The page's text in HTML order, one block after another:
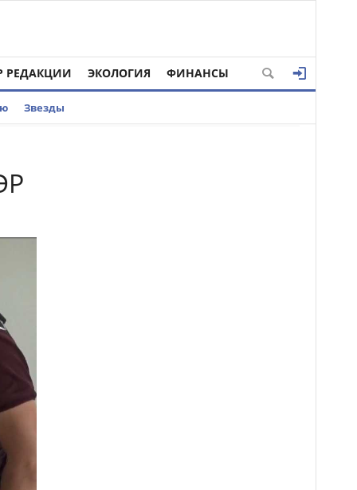
РЕДАКЦИИ ЭКОЛОГИЯ ФИНАНСЫ
Звезды